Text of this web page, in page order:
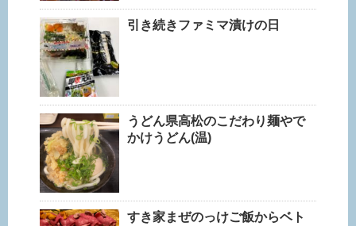
引き続きファミマ漬けの日
うどん県高松のこだわり麺やで
かけうどん(温)
すき家まぜのっけご飯からベト